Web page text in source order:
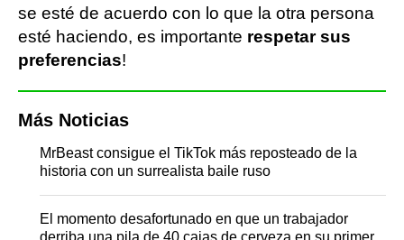
se esté de acuerdo con lo que la otra persona
esté haciendo, es importante respetar sus
preferencias!
Más Noticias
MrBeast consigue el TikTok más reposteado de la
historia con un surrealista baile ruso
El momento desafortunado en que un trabajador
derriba una pila de 40 cajas de cerveza en su primer